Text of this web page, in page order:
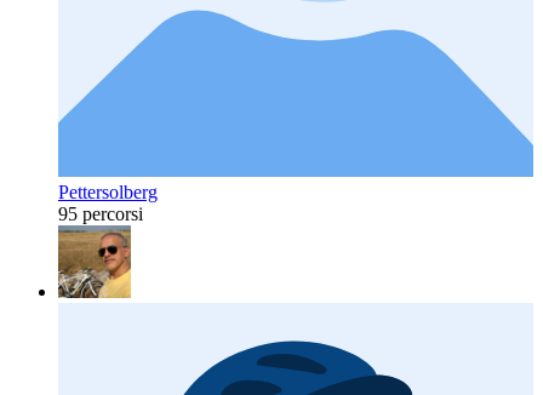
Pettersolberg
95 percorsi